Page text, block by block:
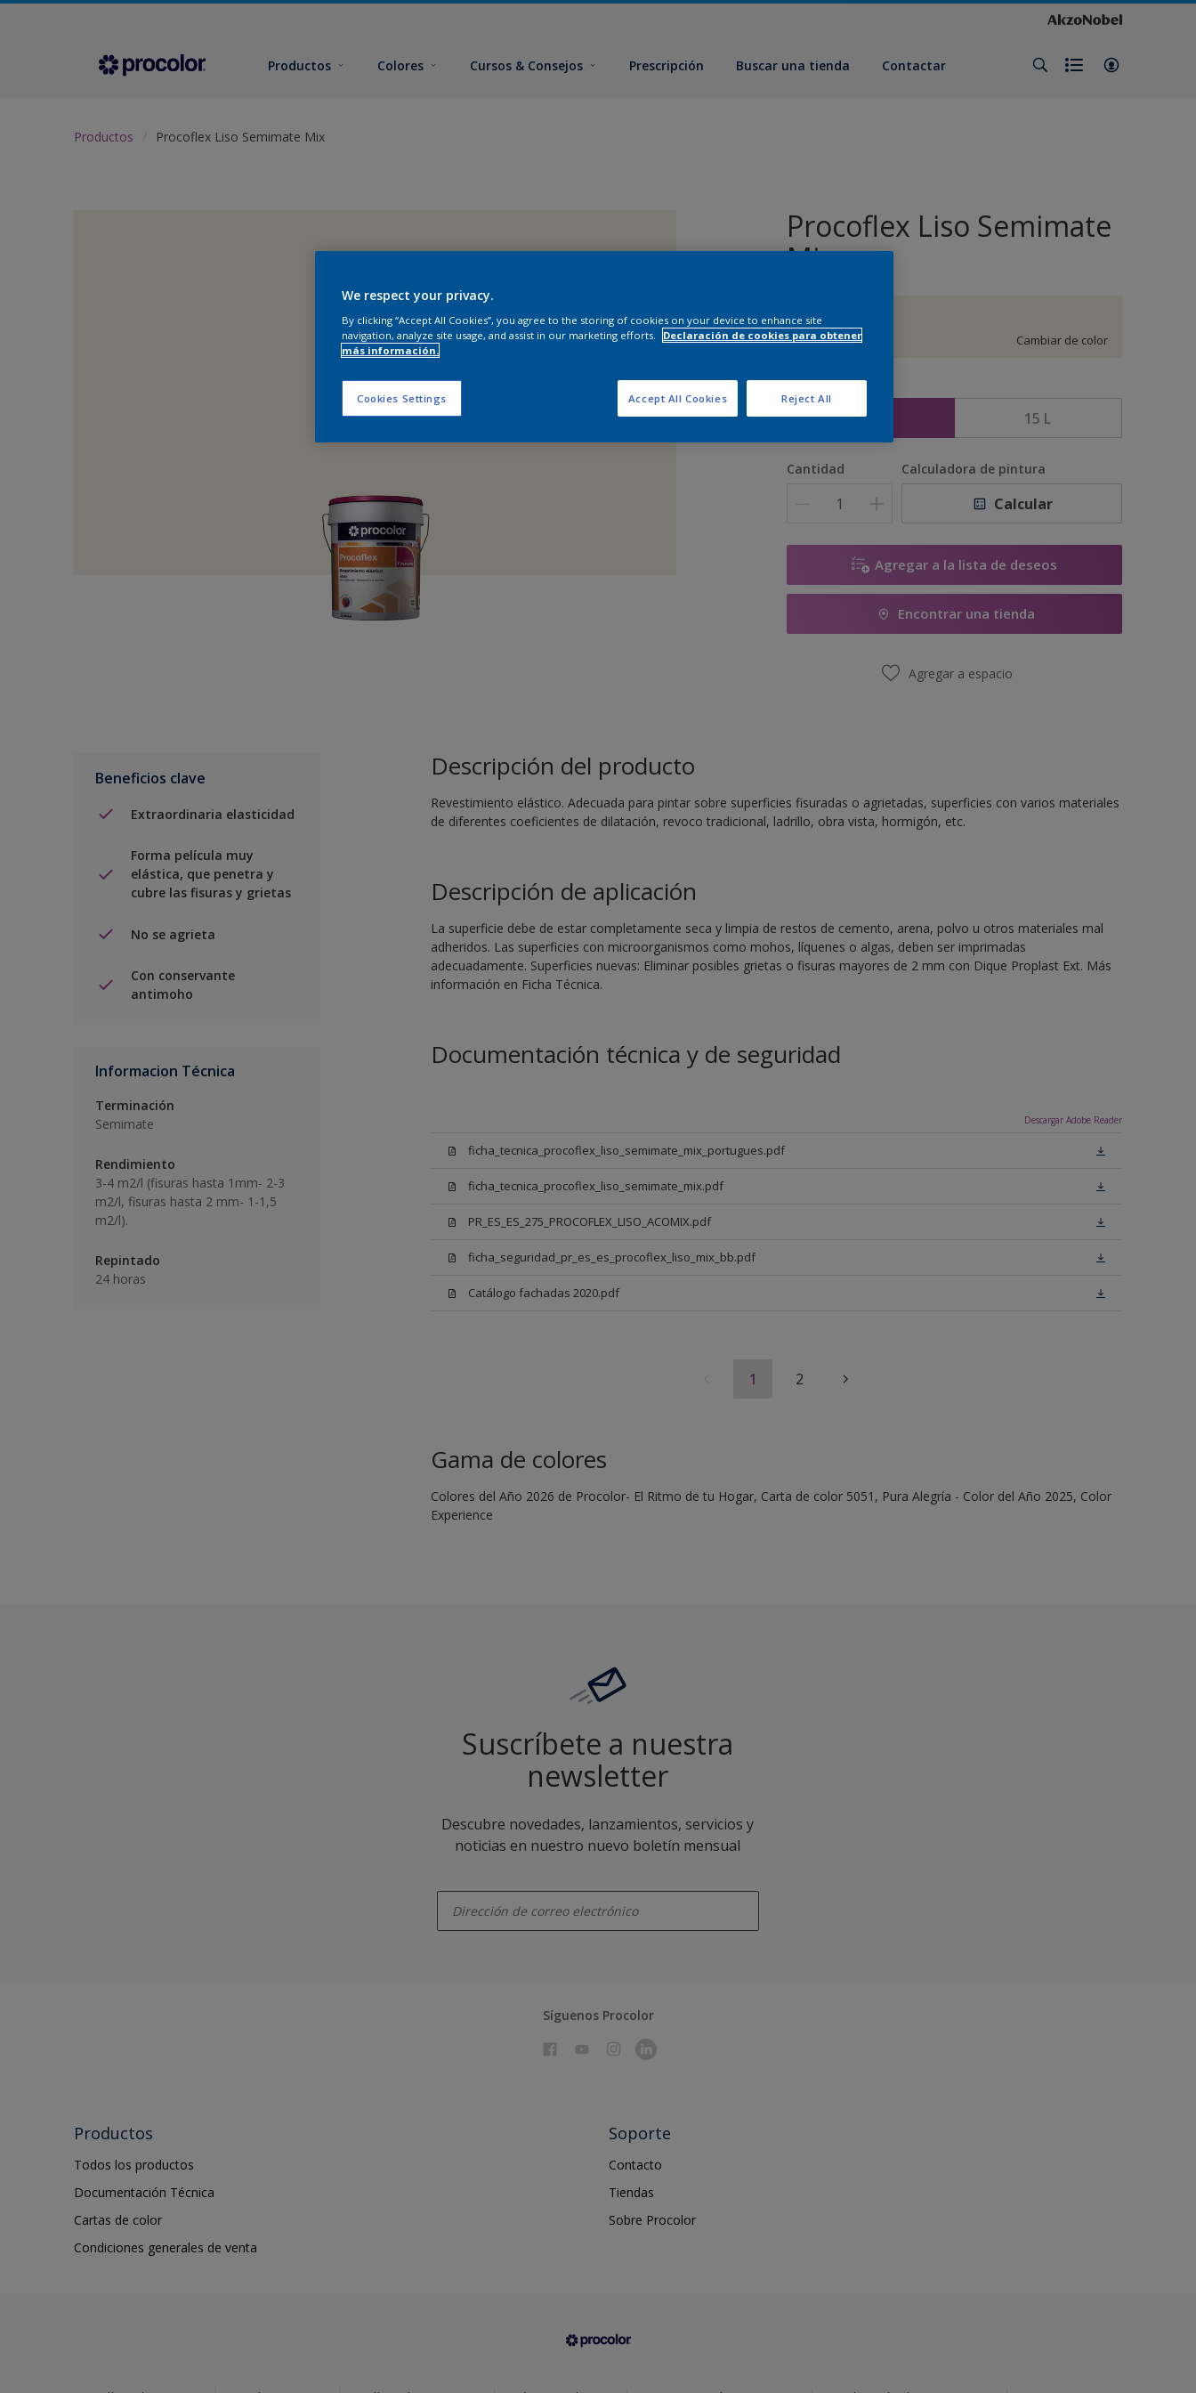
Productos Colores Cursos & Consejos Prescripción Buscar una tienda Contactar
Productos Procoflex Liso Semimate Mix
Procoflex Liso Semimate
Mix
GN.02.90
Cambiar de color
5 L 15 L
Cantidad Calculadora de pintura
Calcular
Agregar a la lista de deseos
Encontrar una tienda
Agregar a espacio
Beneficios clave
Extraordinaria elasticidad
Forma película muy
elástica, que penetra y
cubre las fisuras y grietas
No se agrieta
Con conservante
antimoho
Informacion Técnica
Terminación
Semimate
Rendimiento
3-4 m2/l (fisuras hasta 1mm- 2-3
m2/l, fisuras hasta 2 mm- 1-1,5
m2/l).
Repintado
24 horas
Descripción del producto
Revestimiento elástico. Adecuada para pintar sobre superficies fisuradas o agrietadas, superficies con varios materiales
de diferentes coeficientes de dilatación, revoco tradicional, ladrillo, obra vista, hormigón, etc.
Descripción de aplicación
La superficie debe de estar completamente seca y limpia de restos de cemento, arena, polvo u otros materiales mal
adheridos. Las superficies con microorganismos como mohos, líquenes o algas, deben ser imprimadas
adecuadamente. Superficies nuevas: Eliminar posibles grietas o fisuras mayores de 2 mm con Dique Proplast Ext. Más
información en Ficha Técnica.
Documentación técnica y de seguridad
Descargar Adobe Reader
ficha_tecnica_procoflex_liso_semimate_mix_portugues.pdf
ficha_tecnica_procoflex_liso_semimate_mix.pdf
PR_ES_ES_275_PROCOFLEX_LISO_ACOMIX.pdf
ficha_seguridad_pr_es_es_procoflex_liso_mix_bb.pdf
Catálogo fachadas 2020.pdf
1 2
Gama de colores
Colores del Año 2026 de Procolor- El Ritmo de tu Hogar, Carta de color 5051, Pura Alegría - Color del Año 2025, Color
Experience
Suscríbete a nuestra
newsletter
Descubre novedades, lanzamientos, servicios y
noticias en nuestro nuevo boletín mensual
Síguenos Procolor
Productos
Todos los productos
Documentación Técnica
Cartas de color
Condiciones generales de venta
Soporte
Contacto
Tiendas
Sobre Procolor
We respect your privacy.
By clicking “Accept All Cookies”, you agree to the storing of cookies on your device to enhance site
navigation, analyze site usage, and assist in our marketing efforts.
Declaración de cookies para obtener
más información.
Cookies Settings Reject All
Accept All Cookies